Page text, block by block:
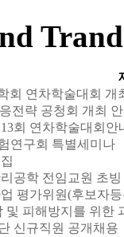
회 연차학술대회 개
전략 공청회 개최
회 연차학술대회안
연구회 특별세미나
공학 전임교원 초빙
평가위원(후보자
피해방지를 위한
신규직원 공개채용